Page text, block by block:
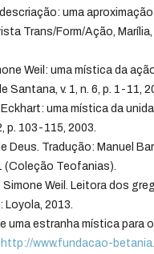
uma
Trans/Form/Ação, Marília,
Weil: uma mística da
v. 1, n. 6, p. 1-11,
uma mística da
p. 103-115, 2003.
Deus. Tradução: Manuel
(Coleção Teofanias).
Weil. Leitora dos
2013.
uma estranha mística para
http://www.fundacao-